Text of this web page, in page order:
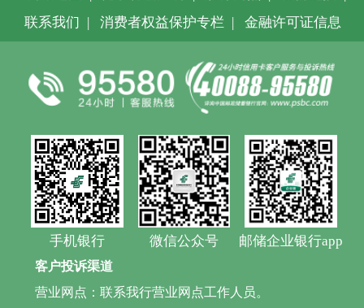
联系我们 | 消费者权益保护专栏 | 金融许可证信息
手机银行 微信公众号 邮储企业银行app
客户投诉渠道
营业网点：联系我行营业网点工作人员。